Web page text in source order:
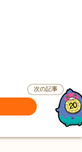
次の記事